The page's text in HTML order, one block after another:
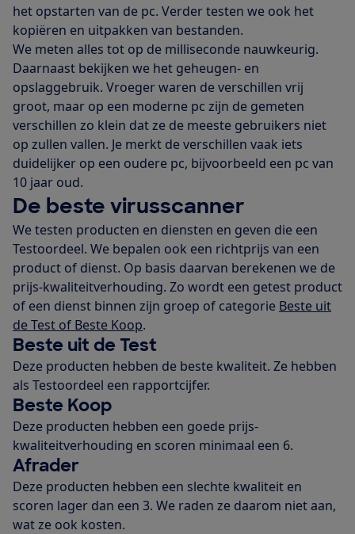
het opstarten van de pc. Verder testen we ook het
kopiëren en uitpakken van bestanden.
We meten alles tot op de milliseconde nauwkeurig.
Daarnaast bekijken we het geheugen- en
opslaggebruik. Vroeger waren de verschillen vrij
groot, maar op een moderne pc zijn de gemeten
verschillen zo klein dat ze de meeste gebruikers niet
op zullen vallen. Je merkt de verschillen vaak iets
duidelijker op een oudere pc, bijvoorbeeld een pc van
10 jaar oud.
De beste virusscanner
We testen producten en diensten en geven die een
Testoordeel. We bepalen ook een richtprijs van een
product of dienst. Op basis daarvan berekenen we de
prijs-kwaliteitverhouding. Zo wordt een getest product
of een dienst binnen zijn groep of categorie Beste uit
de Test of Beste Koop.
Beste uit de Test
Deze producten hebben de beste kwaliteit. Ze hebben
als Testoordeel een rapportcijfer.
Beste Koop
Deze producten hebben een goede prijs-
kwaliteitverhouding en scoren minimaal een 6.
Afrader
Deze producten hebben een slechte kwaliteit en
scoren lager dan een 3. We raden ze daarom niet aan,
wat ze ook kosten.